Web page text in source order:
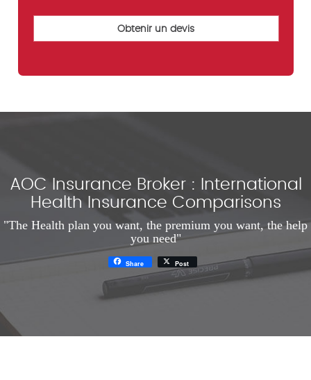
AOC Insurance Broker : International
Health Insurance Comparisons
"The Health plan you want, the premium you want, the help
you need"
Share Post